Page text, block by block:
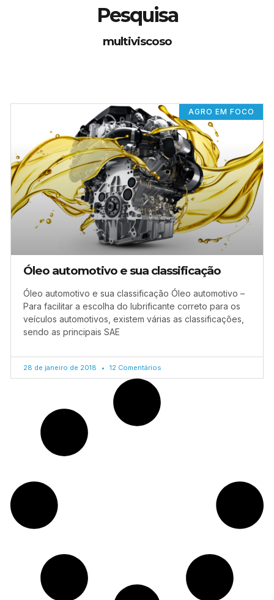
Pesquisa
multiviscoso
AGRO EM FOCO
Óleo automotivo e sua classificação
Óleo automotivo e sua classificação Óleo automotivo –
Para facilitar a escolha do lubrificante correto para os
veículos automotivos, existem várias as classificações,
sendo as principais SAE
28 de janeiro de 2018 12 Comentários